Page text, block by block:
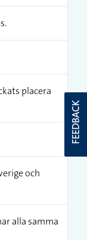
placera
och
alla samma
FEEDBACK